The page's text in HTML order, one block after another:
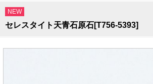
NEW
セレスタイト天青石原石[T756-5393]